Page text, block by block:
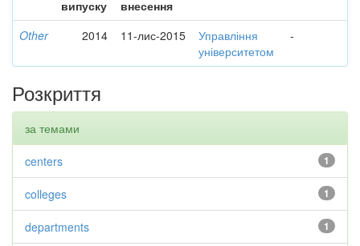
випуску
внесення
Other 2014 11-лис-2015
Управління
університетом
-
Розкриття
за темами
1
centers
1
colleges
1
departments